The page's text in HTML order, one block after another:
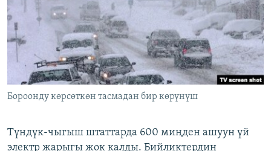
ЫҢГАЙСЫЗ СУРООЛОР
ЭЕ/АРнун бардык сайттары
Бороонду көрсөткөн тасмадан бир көрүнүш
Түндүк-чыгыш штаттарда 600 миңден ашуун үй
электр жарыгы жок калды. Бийликтердин